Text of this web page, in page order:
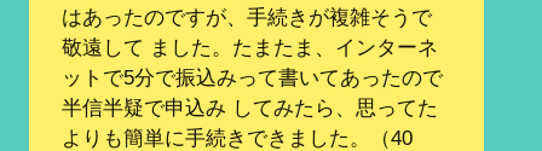
はあったのですが、手続きが複雑そうで
敬遠して ました。たまたま、インターネ
ットで5分で振込みって書いてあったので
半信半疑で申込み してみたら、思ってた
よりも簡単に手続きできました。（40